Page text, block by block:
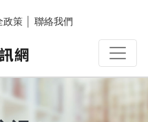
政策 聯絡我們